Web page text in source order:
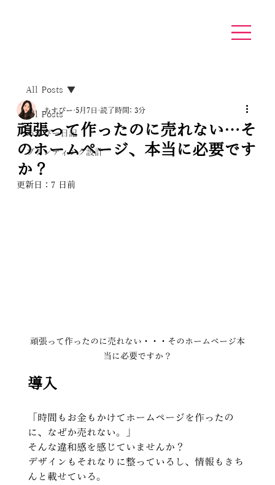
All Posts
あすぴー日記
ブランディング設計
All Posts
頑張って作ったのに売れない…そ
のホームページ、本当に必要です
か？
あすぴー 5月7日 読了時間: 3分
更新日： 7 日前
頑張って作ったのに売れない・・・そのホームページ本
当に必要ですか？
導入
「時間もお金もかけてホームページを作ったの
に、なぜか売れない。」
そんな違和感を感じていませんか？
デザインもそれなりに整っているし、情報もきち
んと載せている。